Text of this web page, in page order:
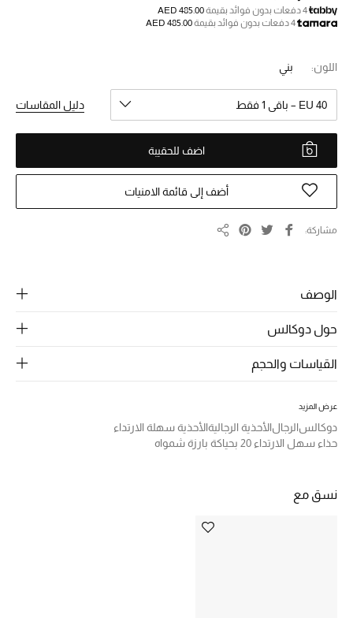
ما وصلنا حديثاً
ما وصلنا حديثاً
الموسم الجديد
النساء
الحقائب النسائية
أحذية النسائية
الجمال
الأطفال
نسوقوا أحدث ما وصلنا
4 دفعات بدون فوائد بقيمة
AED 485.00
4 دفعات بدون فوائد بقيمة
AED 485.00
اللون: بني
EU 40 – باقي 1 فقط دليل المقاسات
اضف للحقيبة
أضف إلى قائمة الامنيات
مشاركة
الوصف
حول دوكالس
القياسات والحجم
عرض المزيد
دوكالسالرجالالأحذية الرجاليةالأحذية سهلة الارتداء
حذاء سهل الارتداء 20 بحياكة بارزة شمواه
نسق مع